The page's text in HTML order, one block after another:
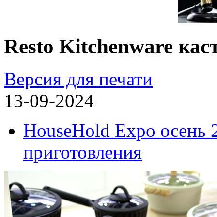
Resto Kitchenware
Версия для печати
13-09-2024
HouseHold Expo осень
приготовления